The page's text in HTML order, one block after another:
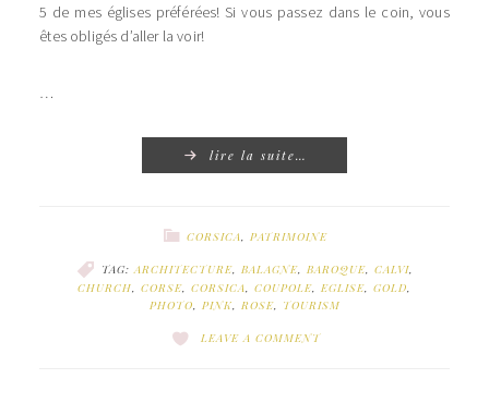
5 de mes églises préférées! Si vous passez dans le coin, vous
êtes obligés d’aller la voir!
…
lire la suite…
CORSICA PATRIMOINE
TAG:ARCHITECTURE, BALAGNE, BAROQUE, CALVI,
CHURCH, CORSE, CORSICA, COUPOLE, EGLISE, GOLD,
PHOTO, PINK, ROSE, TOURISM
LEAVE A COMMENT